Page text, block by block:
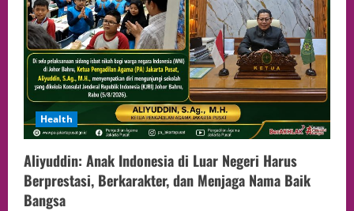
Health
Aliyuddin: Anak Indonesia di Luar Negeri Harus
Berprestasi, Berkarakter, dan Menjaga Nama Baik
Bangsa